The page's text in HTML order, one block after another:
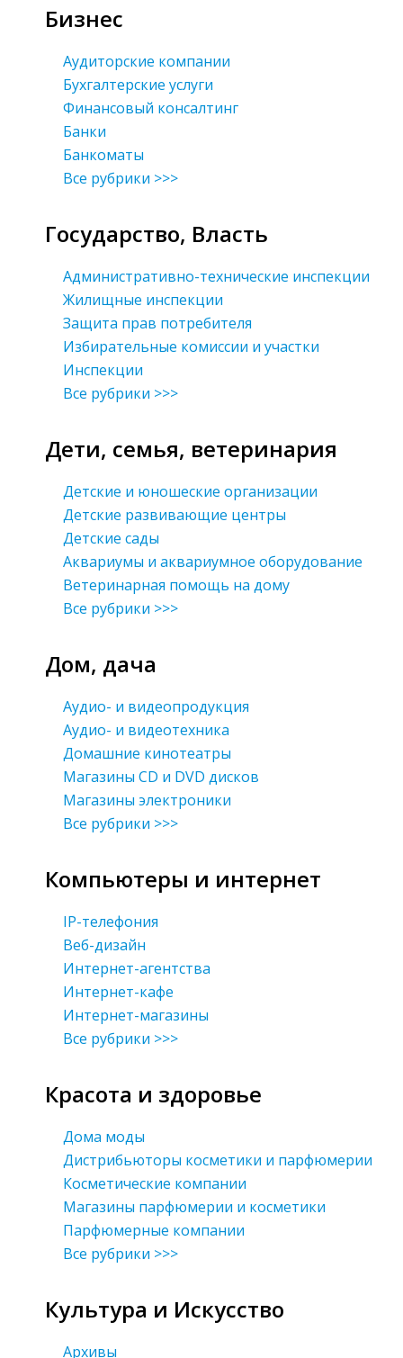
Бизнес
Аудиторские компании
Бухгалтерские услуги
Финансовый консалтинг
Банки
Банкоматы
Все рубрики >>>
Государство, Власть
Административно-технические инспекции
Жилищные инспекции
Защита прав потребителя
Избирательные комиссии и участки
Инспекции
Все рубрики >>>
Дети, семья, ветеринария
Детские и юношеские организации
Детские развивающие центры
Детские сады
Аквариумы и аквариумное оборудование
Ветеринарная помощь на дому
Все рубрики >>>
Дом, дача
Аудио- и видеопродукция
Аудио- и видеотехника
Домашние кинотеатры
Магазины CD и DVD дисков
Магазины электроники
Все рубрики >>>
Компьютеры и интернет
IP-телефония
Веб-дизайн
Интернет-агентства
Интернет-кафе
Интернет-магазины
Все рубрики >>>
Красота и здоровье
Дома моды
Дистрибьюторы косметики и парфюмерии
Косметические компании
Магазины парфюмерии и косметики
Парфюмерные компании
Все рубрики >>>
Культура и Искусство
Архивы